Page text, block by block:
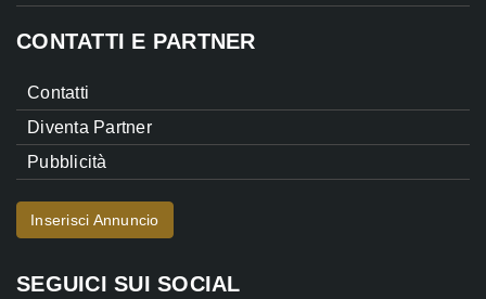
CONTATTI E PARTNER
Contatti
Diventa Partner
Pubblicità
Inserisci Annuncio
SEGUICI SUI SOCIAL